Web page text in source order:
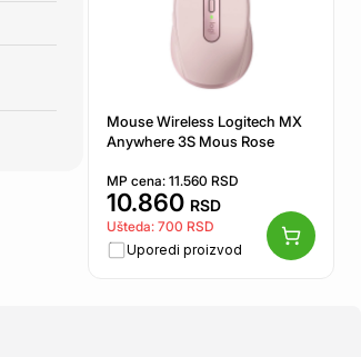
Mouse Wireless Logitech MX
Anywhere 3S Mous Rose
MP cena: 11.560 RSD
10.860 RSD
Ušteda: 700 RSD
Uporedi proizvod